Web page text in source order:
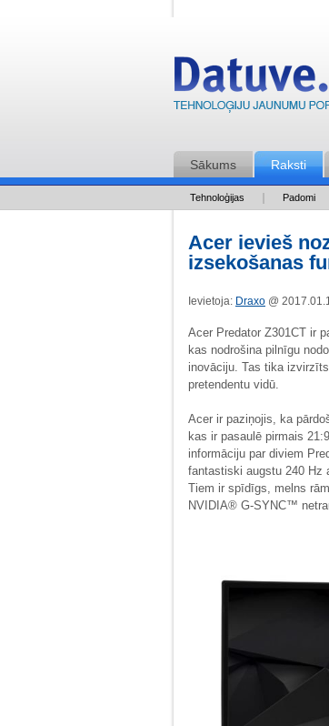
Sākums Raksti
Tehnoloģijas Padomi
Acer ievieš
izsekošanas
Ievietoja: Draxo @
Acer Predator Z301CT ir
kas nodrošina pilnīgu
inovāciju. Tas tika
pretendentu vidū.
Acer ir paziņojis, ka
kas ir pasaulē pirmais
informāciju par diviem
fantastiski augstu 240 Hz
Tiem ir spīdīgs, melns
NVIDIA® G-SYNC™